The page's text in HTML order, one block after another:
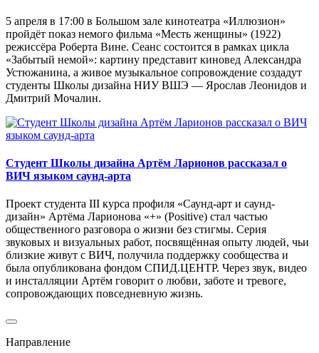
5 апреля в 17:00 в Большом зале кинотеатра «Иллюзион»
пройдёт показ немого фильма «Месть женщины» (1922)
режиссёра Роберта Вине. Сеанс состоится в рамках цикла
«Забытый немой»: картину представит киновед Александра
Устюжанина, а живое музыкальное сопровождение создадут
студенты Школы дизайна НИУ ВШЭ — Ярослав Леонидов и
Дмитрий Мочалин.
Студент Школы дизайна Артём Ларионов рассказал о
ВИЧ языком саунд-арта
Проект студента III курса профиля «Саунд-арт и саунд-
дизайн» Артёма Ларионова «+» (Positive) стал частью
общественного разговора о жизни без стигмы. Серия
звуковых и визуальных работ, посвящённая опыту людей, чьи
близкие живут с ВИЧ, получила поддержку сообщества и
была опубликована фондом СПИД.ЦЕНТР. Через звук, видео
и инсталляции Артём говорит о любви, заботе и тревоге,
сопровождающих повседневную жизнь.
Направление